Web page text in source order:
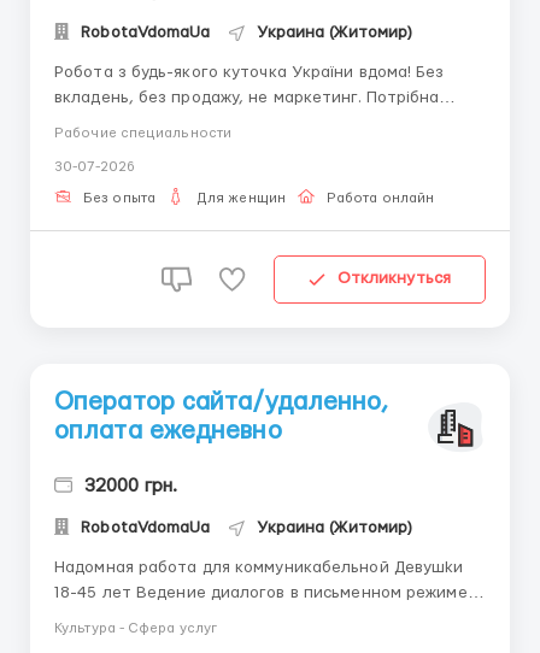
RobotaVdomaUa Украина (Житомир)
Робота з будь-якого куточка України вдома! Без
вкладень, без продажу, не маркетинг. Потрібна
дівчина/жінка від 18-45 років Написання листів,
комунікабельність, посидючість. Компанія працює на
ринку Укр...
Рабочие специальности
30-07-2026
Без опыта Для женщин Работа онлайн
Откликнуться
Оператор сайта/удаленно,
оплата ежедневно
32000 грн.
RobotaVdomaUa Украина (Житомир)
Надомная работа для коммуникабельной Дeвушkи
18-45 лет Ведение диалогов в письменном режиме.
Культура - Сфера услуг